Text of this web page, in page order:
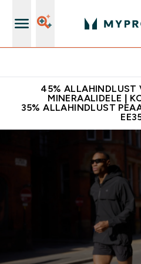
45% ALLAHINDLUST
MINERAALIDELE |
35% ALLAHINDLUST